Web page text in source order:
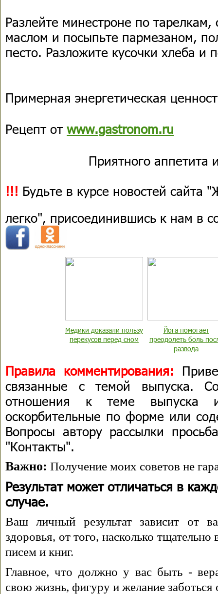
Разлейте минестроне по
маслом и посыпьте пармезаном,
песто. Разложите кусочки хлеба и
Примерная энергетическая
Рецепт от www.gastronom.ru
Приятного аппетита
!!! Будьте в курсе новостей сайта
легко", присоединившись к нам в
Медики доказали пользу
перекусов перед сном
Йога помогает
преодолеть боль
развода
Правила комментирования:
связанные с темой выпуска.
отношения к теме выпуска
оскорбительные по форме или
Вопросы автору рассылки
"Контакты".
Важно: Получение моих советов не
Результат может отличаться в
случае.
Ваш личный результат зависит от
здоровья, от того, насколько
писем и книг.
Главное, что должно у вас быть -
свою жизнь, фигуру и желание заботься